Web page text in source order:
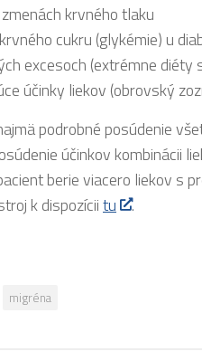
krvného tlaku
cukru (glykémie) u
excesoch (extrémne
účinky liekov (obrovský
podrobné posúdenie
účinkov kombinácii
berie viacero liekov s
k dispozíciitu .
migréna